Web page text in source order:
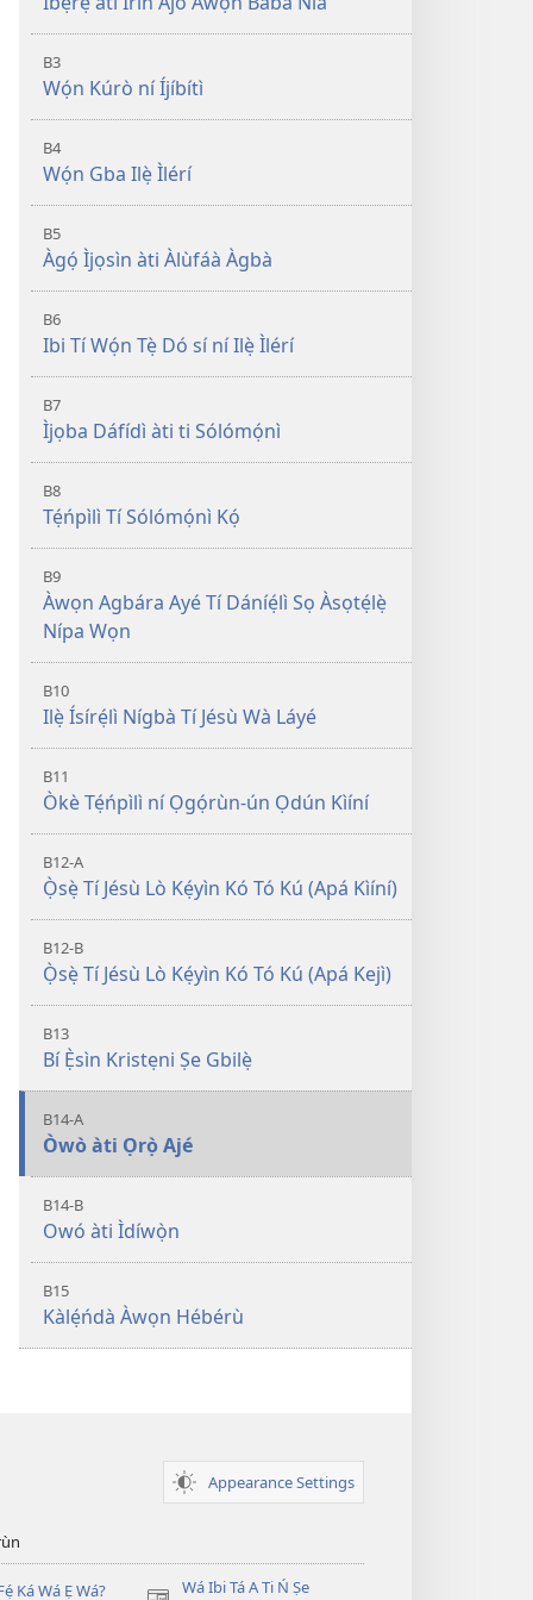
B3
Wọ́n Kúrò ní Íjíbítì
B4
Wọ́n Gba Ilẹ̀ Ìlérí
B5
Àgọ́ Ìjọsìn àti Àlùfáà Àgbà
B6
Ibi Tí Wọ́n Tẹ̀ Dó sí ní Ilẹ̀ Ìlérí
B7
Ìjọba Dáfídì àti ti Sólómọ́nì
B8
Tẹ́ńpìlì Tí Sólómọ́nì Kọ́
B9
Àwọn Agbára Ayé Tí Dáníẹ́lì Sọ Àsọtẹ́lẹ̀
Nípa Wọn
B10
Ilẹ̀ Ísírẹ́lì Nígbà Tí Jésù Wà Láyé
B11
Òkè Tẹ́ńpìlì ní Ọgọ́rùn-ún Ọdún Kìíní
B12-A
Ọ̀sẹ̀ Tí Jésù Lò Kẹ́yìn Kó Tó Kú (Apá Kìíní)
B12-B
Ọ̀sẹ̀ Tí Jésù Lò Kẹ́yìn Kó Tó Kú (Apá Kejì)
B13
Bí Ẹ̀sìn Kristẹni Ṣe Gbilẹ̀
B14-A
Òwò àti Ọrọ̀ Ajé
B14-B
Owó àti Ìdíwọ̀n
B15
Kàlẹ́ńdà Àwọn Hébérù
Appearance Settings
Ká Wá Ẹ Wá?
Wá Ibi Tá A Ti Ń Ṣe